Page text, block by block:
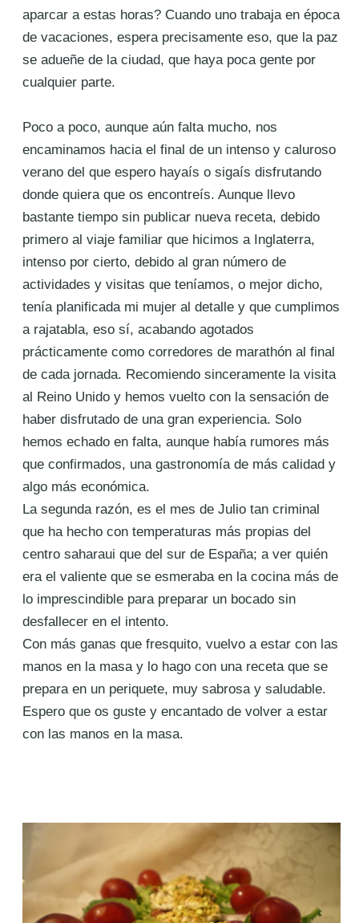
aparcar a estas horas? Cuando uno trabaja en época
de vacaciones, espera precisamente eso, que la paz
se adueñe de la ciudad, que haya poca gente por
cualquier parte.
Poco a poco, aunque aún falta mucho, nos
encaminamos hacia el final de un intenso y caluroso
verano del que espero hayaís o sigaís disfrutando
donde quiera que os encontreís. Aunque llevo
bastante tiempo sin publicar nueva receta, debido
primero al viaje familiar que hicimos a Inglaterra,
intenso por cierto, debido al gran número de
actividades y visitas que teníamos, o mejor dicho,
tenía planificada mi mujer al detalle y que cumplimos
a rajatabla, eso sí, acabando agotados
prácticamente como corredores de marathón al final
de cada jornada. Recomiendo sinceramente la visita
al Reino Unido y hemos vuelto con la sensación de
haber disfrutado de una gran experiencia. Solo
hemos echado en falta, aunque había rumores más
que confirmados, una gastronomía de más calidad y
algo más económica.
La segunda razón, es el mes de Julio tan criminal
que ha hecho con temperaturas más propias del
centro saharaui que del sur de España; a ver quién
era el valiente que se esmeraba en la cocina más de
lo imprescindible para preparar un bocado sin
desfallecer en el intento.
Con más ganas que fresquito, vuelvo a estar con las
manos en la masa y lo hago con una receta que se
prepara en un periquete, muy sabrosa y saludable.
Espero que os guste y encantado de volver a estar
con las manos en la masa.